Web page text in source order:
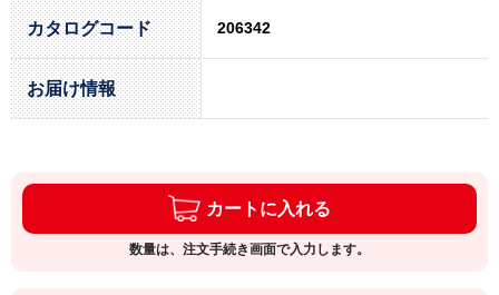
カタログコード 206342
お届け情報
カートに入れる
数量は、注文手続き画面で入力します。